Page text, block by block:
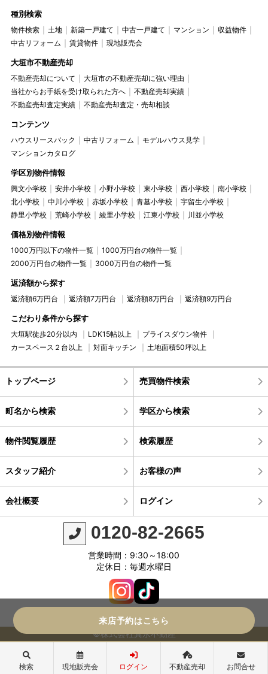
種別検索
物件検索 土地 新築一戸建て 中古一戸建て マンション
収益物件
中古リフォーム
賃貸物件 現地販売会
大垣市不動産売却
不動産売却について
大垣市の不動産売却に強い理由
当社からお手紙を受け取られた方へ
不動産売却実績
不動産売却査定実績
不動産売却査定・売却相談
コンテンツ
ハウスリースバック 中古リフォーム
モデルハウス見学
マンションカタログ
学区別物件情報
興文小学校 安井小学校 小野小学校 東小学校 西小学校
南小学校
北小学校
中川小学校 赤坂小学校 青墓小学校
宇留生小学校
静里小学校
荒崎小学校 綾里小学校 江東小学校 川並小学校
価格別物件情報
1000万円以下の物件一覧
1000万円台の物件一覧
2000万円台の物件一覧
3000万円台の物件一覧
返済額から探す
返済額6万円台 返済額7万円台 返済額8万円台 返済額9万円台
こだわり条件から探す
大垣駅徒歩20分以内 LDK15帖以上
プライスダウン物件
カースペース２台以上
対面キッチン 土地面積50坪以上
トップページ 売買物件検索
町名から検索 学区から検索
物件閲覧履歴 検索履歴
スタッフ紹介 お客様の声
会社概要 ログイン
0120-82-2665
営業時間：9:30～18:00
定休日：毎週水曜日
©株式会社真永不動産
来店予約はこちら
検索 現地販売会 ログイン 不動産売却 お問合せ